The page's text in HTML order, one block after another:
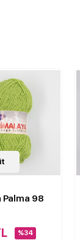
954
%41